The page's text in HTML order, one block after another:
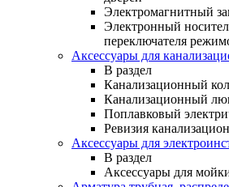
Электромагнитный
Электронный
переключателя
Аксессуары для
В раздел
Канализационный
Канализационный
Поплавковый
Ревизия
Аксессуары для
В раздел
Аксессуары для